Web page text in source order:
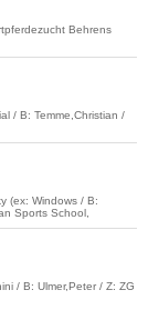
Behrens
/ B: Temme,Christian /
(ex: Windows / B:
Sports School,
/ B: Ulmer,Peter / Z: ZG